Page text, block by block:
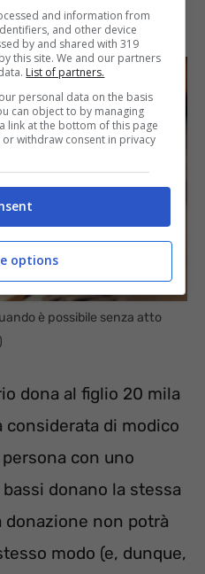
è possibile senza atto
dona al figlio 20 mila
considerata di modico
con uno
donano la stessa
non potrà
modo (e, dunque,
and information from
and other device
by and shared with 319
this site. We and our partners
List of partners.
personal data on the basis
can object to by managing
link at the bottom of this page
withdraw consent in privacy
options